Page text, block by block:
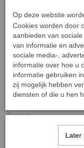
steentjes en is
steentjes.
Voor het knippen van de
Specificaties
Netto gewicht
Eenheid
Op deze website
Cookies worden door
aanbieden van
van informatie en
sociale media-,
informatie over hoe u
informatie gebruiken
zij mogelijk hebben
diensten of die u hen
Later